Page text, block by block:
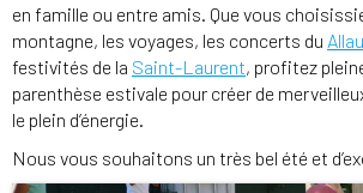
en famille ou entre amis. Que vous
montagne, les voyages, les concerts du
festivités de la Saint-Laurent, profitez
parenthèse estivale pour créer de
le plein d’énergie.
Nous vous souhaitons un très bel été et